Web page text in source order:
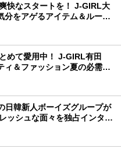
快なスタートを！ J-GIRL大
分をアゲるアイテム＆ルーテ
めて愛用中！ J-GIRL有田
ィ＆ファッション夏の必需
日韓新人ボーイズグループが
ッシュな面々を独占インタビ
♪